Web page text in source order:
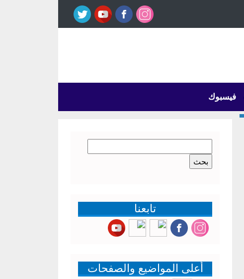
فيسبوك
عن:
تابعنا
أعلى المواضيع والصفحات